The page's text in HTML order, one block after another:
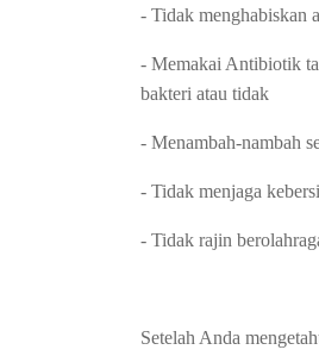
- Tidak menghabiskan
- Memakai Antibiotik
bakteri atau tidak
- Menambah-nambah
- Tidak menjaga
- Tidak rajin
Setelah Anda